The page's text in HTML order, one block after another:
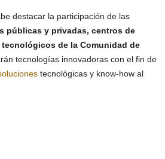
destacar la participación de las
públicas y privadas, centros de
de la Comunidad de
tecnologías innovadoras con el fin de
tecnológicas y know-how al